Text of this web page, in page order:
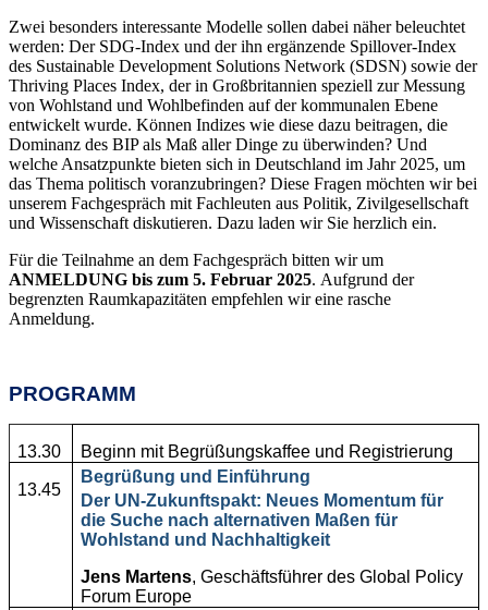
Zwei besonders interessante Modelle sollen dabei näher beleuchtet
werden: Der SDG-Index und der ihn ergänzende Spillover-Index
des Sustainable Development Solutions Network (SDSN) sowie der
Thriving Places Index, der in Großbritannien speziell zur Messung
von Wohlstand und Wohlbefinden auf der kommunalen Ebene
entwickelt wurde. Können Indizes wie diese dazu beitragen, die
Dominanz des BIP als Maß aller Dinge zu überwinden? Und
welche Ansatzpunkte bieten sich in Deutschland im Jahr 2025, um
das Thema politisch voranzubringen? Diese Fragen möchten wir bei
unserem Fachgespräch mit Fachleuten aus Politik, Zivilgesellschaft
und Wissenschaft diskutieren. Dazu laden wir Sie herzlich ein.
Für die Teilnahme an dem Fachgespräch bitten wir um
ANMELDUNG bis zum 5. Februar 2025. Aufgrund der
begrenzten Raumkapazitäten empfehlen wir eine rasche
Anmeldung.
PROGRAMM
13.30 Beginn mit Begrüßungskaffee und Registrierung
13.45
Begrüßung und Einführung
Der UN-Zukunftspakt: Neues Momentum für
die Suche nach alternativen Maßen für
Wohlstand und Nachhaltigkeit
Jens Martens, Geschäftsführer des Global Policy
Forum Europe